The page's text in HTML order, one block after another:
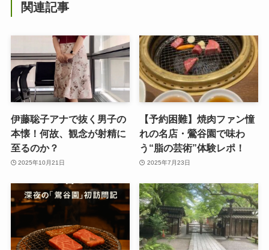
関連記事
伊藤聡子アナで抜く男子の
本懐！何故、観念が射精に
至るのか？
2025年10月21日
【予約困難】焼肉ファン憧
れの名店・鶯谷園で味わ
う“脂の芸術”体験レポ！
2025年7月23日